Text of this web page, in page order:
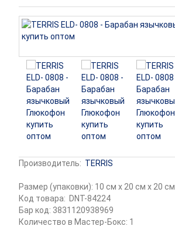
Производитель: TERRIS
Размер (упаковки): 10 см x 20 см x 20 см
Код товара: DNT-84224
Бар код: 3831120938969
Количество в Мастер-Бокс: 1